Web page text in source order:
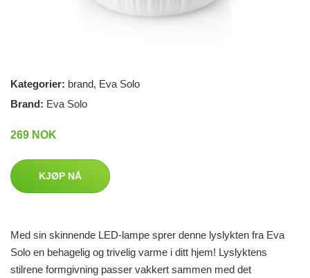
Kategorier: brand, Eva Solo
Brand: Eva Solo
269 NOK
KJØP NÅ
Med sin skinnende LED-lampe sprer denne lyslykten fra Eva
Solo en behagelig og trivelig varme i ditt hjem! Lyslyktens
stilrene formgivning passer vakkert sammen med det